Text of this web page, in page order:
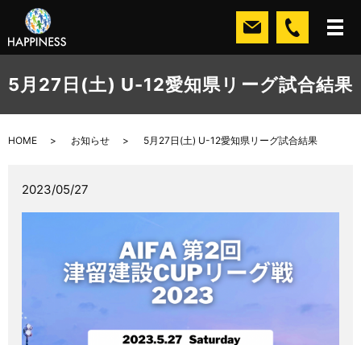
5月27日(土) U-12愛知県リーグ試合結果
HOME お知らせ 5月27日(土) U-12愛知県リーグ試合結果
2023/05/27